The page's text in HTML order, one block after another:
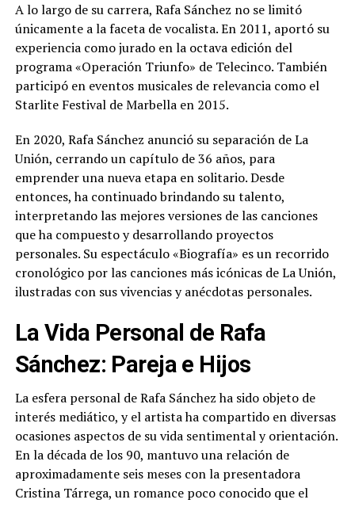
A lo largo de su carrera, Rafa Sánchez no se limitó
únicamente a la faceta de vocalista. En 2011, aportó su
experiencia como jurado en la octava edición del
programa «Operación Triunfo» de Telecinco. También
participó en eventos musicales de relevancia como el
Starlite Festival de Marbella en 2015.
En 2020, Rafa Sánchez anunció su separación de La
Unión, cerrando un capítulo de 36 años, para
emprender una nueva etapa en solitario. Desde
entonces, ha continuado brindando su talento,
interpretando las mejores versiones de las canciones
que ha compuesto y desarrollando proyectos
personales. Su espectáculo «Biografía» es un recorrido
cronológico por las canciones más icónicas de La Unión,
ilustradas con sus vivencias y anécdotas personales.
La Vida Personal de Rafa
Sánchez: Pareja e Hijos
La esfera personal de Rafa Sánchez ha sido objeto de
interés mediático, y el artista ha compartido en diversas
ocasiones aspectos de su vida sentimental y orientación.
En la década de los 90, mantuvo una relación de
aproximadamente seis meses con la presentadora
Cristina Tárrega, un romance poco conocido que el